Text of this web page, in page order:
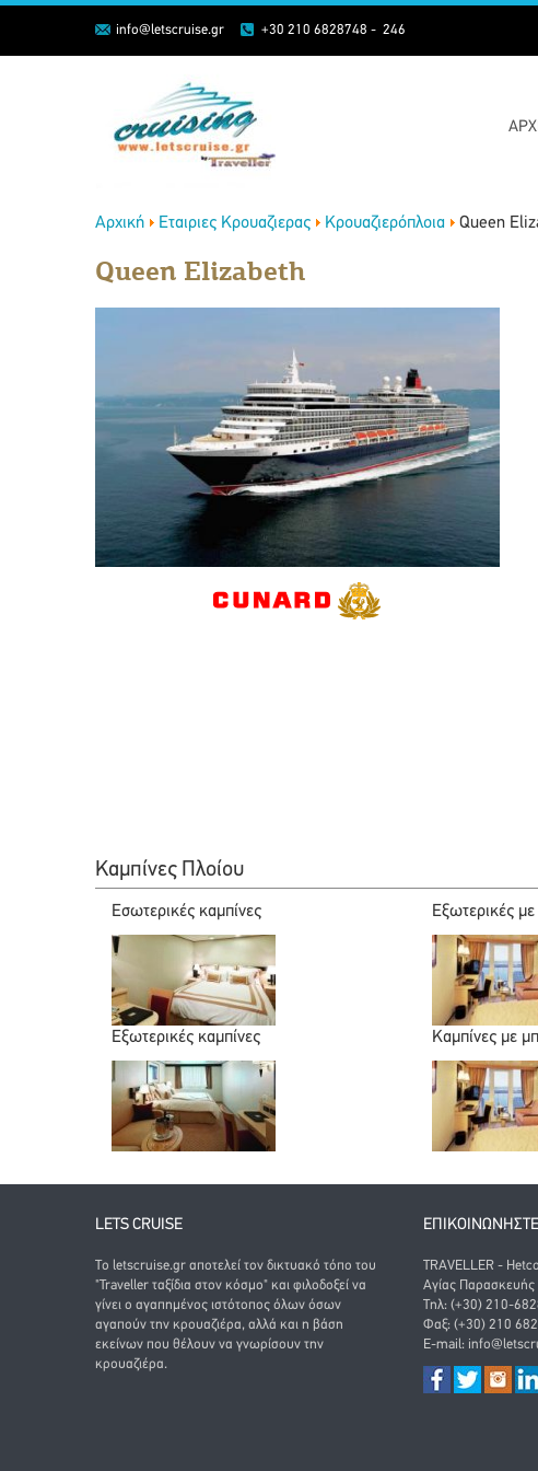
info@letscruise.gr +30 210 6828748 - 246
Αρχική Εταιριες Κρουαζιερας Κρουαζιερόπλοια Queen
Queen Elizabeth
Καμπίνες Πλοίου
Εσωτερικές καμπίνες Εξωτερικές με
Εξωτερικές καμπίνες Καμπίνες με
LETS CRUISE
Το letscruise.gr αποτελεί τον δικτυακό τόπο του
"Traveller ταξίδια στον κόσμο" και φιλοδοξεί να
γίνει ο αγαπημένος ιστότοπος όλων όσων
αγαπούν την κρουαζιέρα, αλλά και η βάση
εκείνων που θέλουν να γνωρίσουν την
κρουαζιέρα.
TRAVELLER -
Αγίας
Τηλ: (+30) 210-
Φαξ: (+30) 210
E-mail: